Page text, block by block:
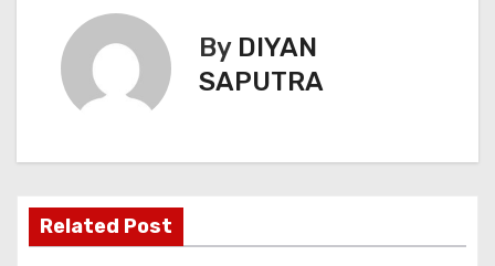
By DIYAN
SAPUTRA
Related Post